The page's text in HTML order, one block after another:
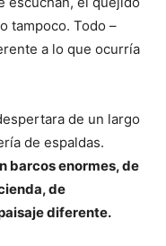
tampoco. Todo –
a lo que ocurría
de un largo
de espaldas.
barcos enormes, de
de
diferente.